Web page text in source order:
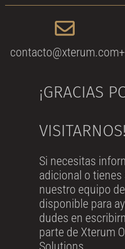
contacto@xterum.com
¡GRACIAS
VISITARNOS!
Si necesitas
adicional o
nuestro equipo
disponible para
dudes en
parte de Xterum